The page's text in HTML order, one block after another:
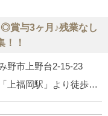
賞与3ヶ月♪残業なし
！！
野市上野台2-15-23
東武東上線「上福岡駅」より徒歩8分